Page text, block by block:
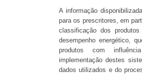
A informação
para os prescritores, em
classificação dos
desempenho energético,
produtos com
implementação destes
dados utilizados e do